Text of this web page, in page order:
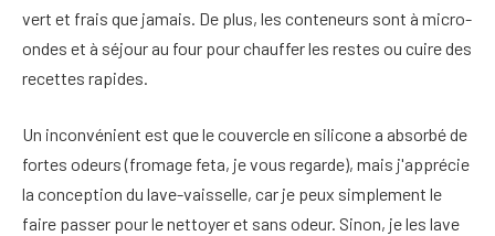
vert et frais que jamais. De plus, les conteneurs sont à micro-
ondes et à séjour au four pour chauffer les restes ou cuire des
recettes rapides.
Un inconvénient est que le couvercle en silicone a absorbé de
fortes odeurs (fromage feta, je vous regarde), mais j'apprécie
la conception du lave-vaisselle, car je peux simplement le
faire passer pour le nettoyer et sans odeur. Sinon, je les lave